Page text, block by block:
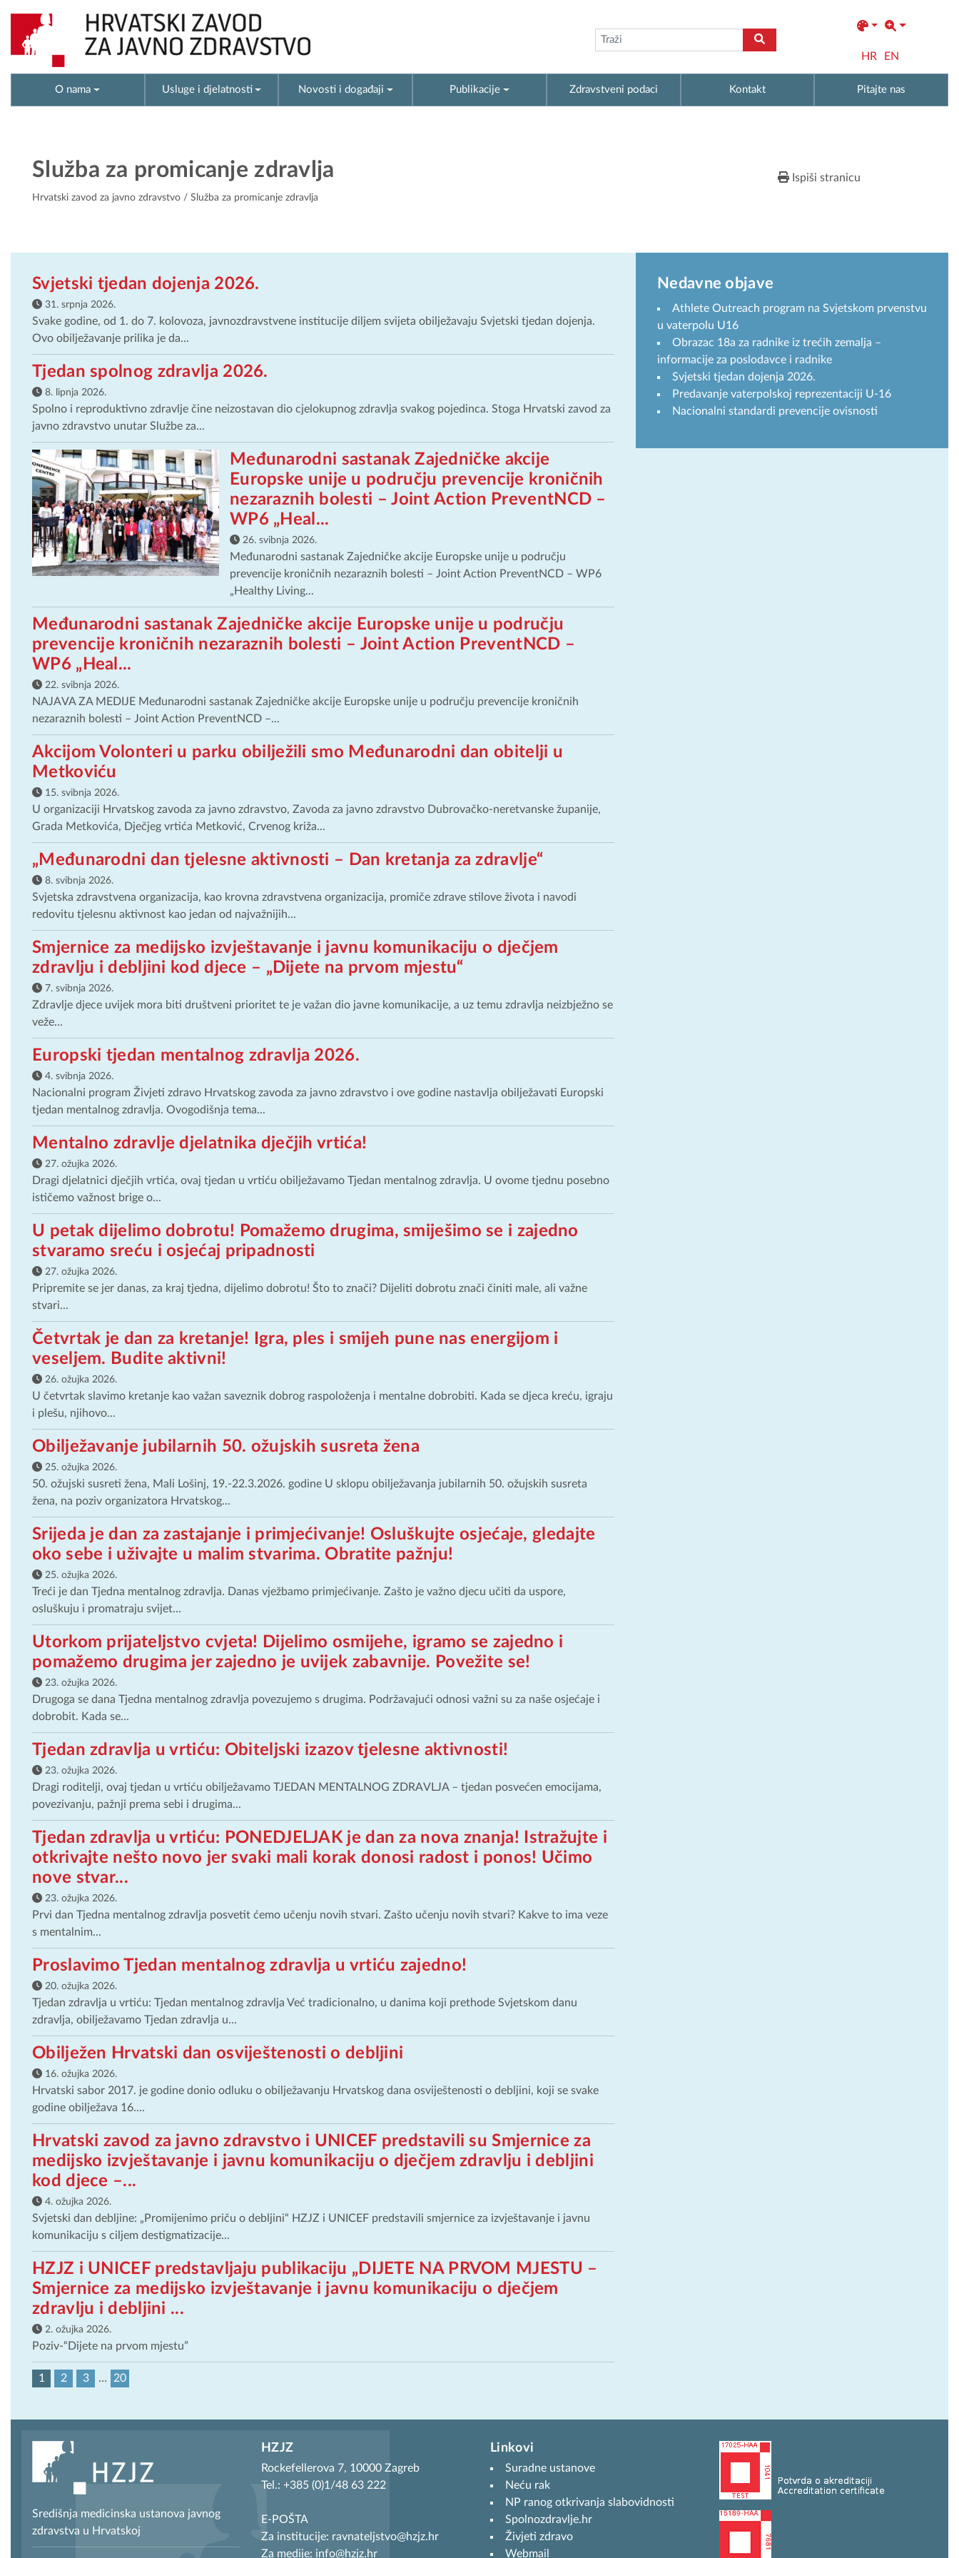
HR EN
O nama Usluge i djelatnosti Novosti i događaji Publikacije Zdravstveni podaci Kontakt Pitajte nas
Služba za promicanje zdravlja
Hrvatski zavod za javno zdravstvo / Služba za promicanje zdravlja
Ispiši stranicu
Svjetski tjedan dojenja 2026.
31. srpnja 2026.
Svake godine, od 1. do 7. kolovoza, javnozdravstvene institucije diljem svijeta obilježavaju Svjetski tjedan dojenja.
Ovo obilježavanje prilika je da...
Tjedan spolnog zdravlja 2026.
8. lipnja 2026.
Spolno i reproduktivno zdravlje čine neizostavan dio cjelokupnog zdravlja svakog pojedinca. Stoga Hrvatski zavod za
javno zdravstvo unutar Službe za...
Međunarodni sastanak Zajedničke akcije
Europske unije u području prevencije kroničnih
nezaraznih bolesti – Joint Action PreventNCD –
WP6 „Heal...
26. svibnja 2026.
Međunarodni sastanak Zajedničke akcije Europske unije u području
prevencije kroničnih nezaraznih bolesti – Joint Action PreventNCD – WP6
„Healthy Living...
Međunarodni sastanak Zajedničke akcije Europske unije u području
prevencije kroničnih nezaraznih bolesti – Joint Action PreventNCD –
WP6 „Heal...
22. svibnja 2026.
NAJAVA ZA MEDIJE Međunarodni sastanak Zajedničke akcije Europske unije u području prevencije kroničnih
nezaraznih bolesti – Joint Action PreventNCD –...
Akcijom Volonteri u parku obilježili smo Međunarodni dan obitelji u
Metkoviću
15. svibnja 2026.
U organizaciji Hrvatskog zavoda za javno zdravstvo, Zavoda za javno zdravstvo Dubrovačko-neretvanske županije,
Grada Metkovića, Dječjeg vrtića Metković, Crvenog križa...
„Međunarodni dan tjelesne aktivnosti – Dan kretanja za zdravlje“
8. svibnja 2026.
Svjetska zdravstvena organizacija, kao krovna zdravstvena organizacija, promiče zdrave stilove života i navodi
redovitu tjelesnu aktivnost kao jedan od najvažnijih...
Smjernice za medijsko izvještavanje i javnu komunikaciju o dječjem
zdravlju i debljini kod djece – „Dijete na prvom mjestu“
7. svibnja 2026.
Zdravlje djece uvijek mora biti društveni prioritet te je važan dio javne komunikacije, a uz temu zdravlja neizbježno se
veže...
Europski tjedan mentalnog zdravlja 2026.
4. svibnja 2026.
Nacionalni program Živjeti zdravo Hrvatskog zavoda za javno zdravstvo i ove godine nastavlja obilježavati Europski
tjedan mentalnog zdravlja. Ovogodišnja tema...
Mentalno zdravlje djelatnika dječjih vrtića!
27. ožujka 2026.
Dragi djelatnici dječjih vrtića, ovaj tjedan u vrtiću obilježavamo Tjedan mentalnog zdravlja. U ovome tjednu posebno
ističemo važnost brige o...
U petak dijelimo dobrotu! Pomažemo drugima, smiješimo se i zajedno
stvaramo sreću i osjećaj pripadnosti
27. ožujka 2026.
Pripremite se jer danas, za kraj tjedna, dijelimo dobrotu! Što to znači? Dijeliti dobrotu znači činiti male, ali važne
stvari...
Četvrtak je dan za kretanje! Igra, ples i smijeh pune nas energijom i
veseljem. Budite aktivni!
26. ožujka 2026.
U četvrtak slavimo kretanje kao važan saveznik dobrog raspoloženja i mentalne dobrobiti. Kada se djeca kreću, igraju
i plešu, njihovo...
Obilježavanje jubilarnih 50. ožujskih susreta žena
25. ožujka 2026.
50. ožujski susreti žena, Mali Lošinj, 19.-22.3.2026. godine U sklopu obilježavanja jubilarnih 50. ožujskih susreta
žena, na poziv organizatora Hrvatskog...
Srijeda je dan za zastajanje i primjećivanje! Osluškujte osjećaje, gledajte
oko sebe i uživajte u malim stvarima. Obratite pažnju!
25. ožujka 2026.
Treći je dan Tjedna mentalnog zdravlja. Danas vježbamo primjećivanje. Zašto je važno djecu učiti da uspore,
osluškuju i promatraju svijet...
Utorkom prijateljstvo cvjeta! Dijelimo osmijehe, igramo se zajedno i
pomažemo drugima jer zajedno je uvijek zabavnije. Povežite se!
23. ožujka 2026.
Drugoga se dana Tjedna mentalnog zdravlja povezujemo s drugima. Podržavajući odnosi važni su za naše osjećaje i
dobrobit. Kada se...
Tjedan zdravlja u vrtiću: Obiteljski izazov tjelesne aktivnosti!
23. ožujka 2026.
Dragi roditelji, ovaj tjedan u vrtiću obilježavamo TJEDAN MENTALNOG ZDRAVLJA – tjedan posvećen emocijama,
povezivanju, pažnji prema sebi i drugima...
Tjedan zdravlja u vrtiću: PONEDJELJAK je dan za nova znanja! Istražujte i
otkrivajte nešto novo jer svaki mali korak donosi radost i ponos! Učimo
nove stvar...
23. ožujka 2026.
Prvi dan Tjedna mentalnog zdravlja posvetit ćemo učenju novih stvari. Zašto učenju novih stvari? Kakve to ima veze
s mentalnim...
Proslavimo Tjedan mentalnog zdravlja u vrtiću zajedno!
20. ožujka 2026.
Tjedan zdravlja u vrtiću: Tjedan mentalnog zdravlja Već tradicionalno, u danima koji prethode Svjetskom danu
zdravlja, obilježavamo Tjedan zdravlja u...
Obilježen Hrvatski dan osviještenosti o debljini
16. ožujka 2026.
Hrvatski sabor 2017. je godine donio odluku o obilježavanju Hrvatskog dana osviještenosti o debljini, koji se svake
godine obilježava 16....
Hrvatski zavod za javno zdravstvo i UNICEF predstavili su Smjernice za
medijsko izvještavanje i javnu komunikaciju o dječjem zdravlju i debljini
kod djece –...
4. ožujka 2026.
Svjetski dan debljine: „Promijenimo priču o debljini“ HZJZ i UNICEF predstavili smjernice za izvještavanje i javnu
komunikaciju s ciljem destigmatizacije...
HZJZ i UNICEF predstavljaju publikaciju „DIJETE NA PRVOM MJESTU –
Smjernice za medijsko izvještavanje i javnu komunikaciju o dječjem
zdravlju i debljini ...
2. ožujka 2026.
Poziv-“Dijete na prvom mjestu”
1 2 3 … 20
Nedavne objave
Athlete Outreach program na Svjetskom prvenstvu
u vaterpolu U16
Obrazac 18a za radnike iz trećih zemalja –
informacije za poslodavce i radnike
Svjetski tjedan dojenja 2026.
Predavanje vaterpolskoj reprezentaciji U-16
Nacionalni standardi prevencije ovisnosti
Središnja medicinska ustanova javnog
zdravstva u Hrvatskoj
HZJZ
Rockefellerova 7, 10000 Zagreb
Tel.: +385 (0)1/48 63 222
E-POŠTA
Za institucije: ravnateljstvo@hzjz.hr
Za medije: info@hzjz.hr
Linkovi
Suradne ustanove
Neću rak
NP ranog otkrivanja slabovidnosti
Spolnozdravlje.hr
Živjeti zdravo
Webmail